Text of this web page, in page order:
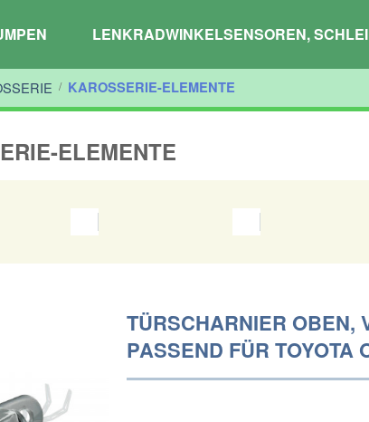
LENKRADWINKELSENSOREN,
/ KAROSSERIE-ELEMENTE
ELEMENTE
TÜRSCHARNIER OBEN,
PASSEND FÜR TOYOTA